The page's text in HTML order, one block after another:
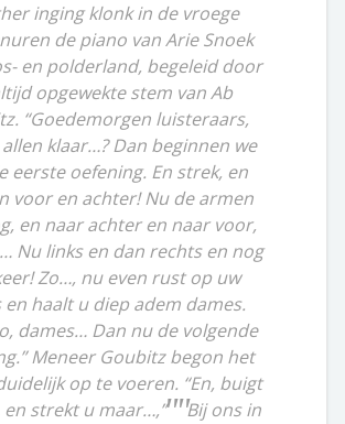
inging klonk in de vroege
de piano van Arie Snoek
en polderland, begeleid door
opgewekte stem van Ab
“Goedemorgen luisteraars,
klaar…? Dan beginnen we
eerste oefening. En strek, en
voor en achter! Nu de armen
en naar achter en naar voor,
Nu links en dan rechts en nog
Zo…, nu even rust op uw
en haalt u diep adem dames.
dames… Dan nu de volgende
Meneer Goubitz begon het
op te voeren. “En, buigt
en strekt u maar…,”
Bij ons in